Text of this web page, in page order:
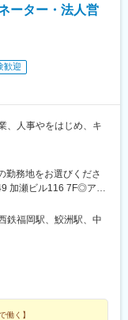
ーター・法人営
歓迎
、人事やをはじめ、キ
勤務地をお選びくださ
加瀬ビル116 7F◎アク
洲駅」から徒歩10分
福岡県福岡市中央区春
◎「天神南駅」から
」から徒歩10分※勤務
鉄福岡駅、鮫洲駅、中
働く】